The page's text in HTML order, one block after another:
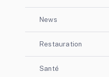
News
Restauration
Santé